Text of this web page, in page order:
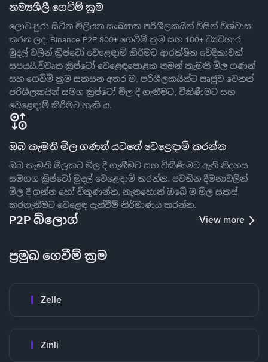
නම්‍යශීලී ගෙවීම් ක්‍රම
ලොව පුරා සිටින මිලියන සංඛ්‍යාත පරිශීලකයින් විසින් විශ්වාස
කරන ලද, Binance P2P 800+ ගෙවීම් ක්‍රම සහ 100+ ව්‍යවහාර
මුදල් වලින් ක්‍රිප්ටෝ වෙළෙඳාම් කිරීමට ආරක්ෂිත වේදිකාවක්
සපයයි.විවෘත ක්‍රිප්ටෝ වෙළෙඳපොළක තමන් කැමති මිල ගණන්
සහ ගෙවීම් ක්‍රම සකසන අතර ම, පරිශීලකයින්ට ඍජුව වෙනත්
පරිශීලකයින් සමග ක්‍රිප්ටෝ මිල දී ගැනීමට, විකිණීමට සහ
වෙළෙඳාම් කිරීමට හැකි ය.
ඔබ කැමති මිල ගණන් යටතේ වෙළෙඳාම් කරන්න
ඔබ කැමති මිලකට මිල දී ගැනීමට සහ විකිණීමට ඇති නිදහස
සමගග ක්‍රිප්ටෝ මුදල් වෙළෙඳාම් කරන්න. පවතින දීමනාවලින්
මිල දී ගන්න හෝ විකුණන්න, නැතහොත් ඔබේ ම මිල සකස්
කරගැනීමට වෙළෙඳ දැන්වීම් නිර්මාණය කරන්න.
P2P බ්ලොග් View more
ප්‍රමුඛ ගෙවීම් ක්‍රම
Zelle
Zinli